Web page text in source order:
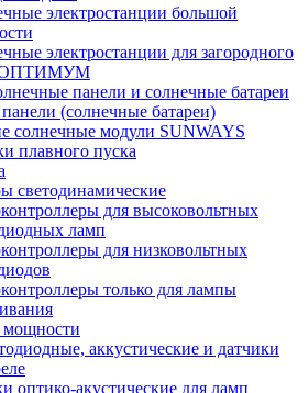
электростанции большой
электростанции для загородного
ОПТИМУМ
панели и солнечные батареи
(солнечные батареи)
солнечные модули SUNWAYS
плавного пуска
светодинамические
для высоковольтных
ламп
для низковольтных
только для лампы
мощности
аккустические и датчики
оптико-акустические для ламп